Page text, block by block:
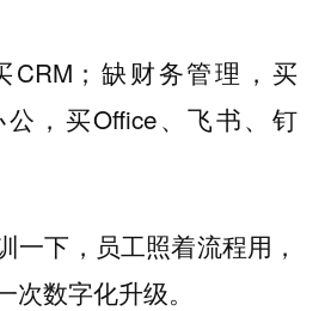
CRM；缺财务管理，买
，买Office、飞书、钉
一下，员工照着流程用，
数字化升级。